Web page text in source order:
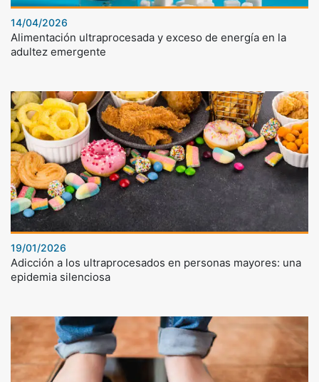
14/04/2026
Alimentación ultraprocesada y exceso de energía en la
adultez emergente
19/01/2026
Adicción a los ultraprocesados en personas mayores: una
epidemia silenciosa